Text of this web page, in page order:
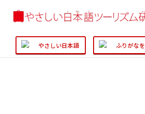
やさしい日本語 ふりがな